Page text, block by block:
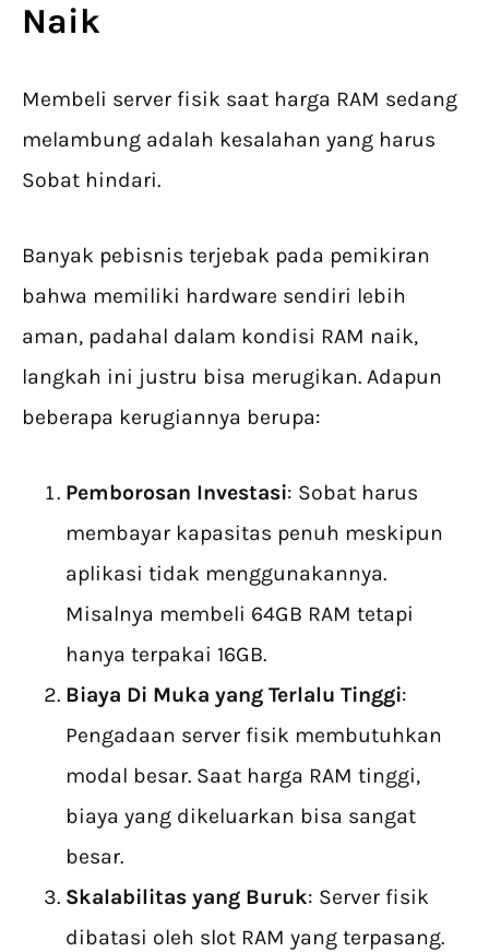
Naik
Membeli server fisik saat harga RAM sedang
melambung adalah kesalahan yang harus
Sobat hindari.
Banyak pebisnis terjebak pada pemikiran
bahwa memiliki hardware sendiri lebih
aman, padahal dalam kondisi RAM naik,
langkah ini justru bisa merugikan. Adapun
beberapa kerugiannya berupa:
Pemborosan Investasi: Sobat harus
membayar kapasitas penuh meskipun
aplikasi tidak menggunakannya.
Misalnya membeli 64GB RAM tetapi
hanya terpakai 16GB.
Biaya Di Muka yang Terlalu Tinggi:
Pengadaan server fisik membutuhkan
modal besar. Saat harga RAM tinggi,
biaya yang dikeluarkan bisa sangat
besar.
Skalabilitas yang Buruk: Server fisik
dibatasi oleh slot RAM yang terpasang.